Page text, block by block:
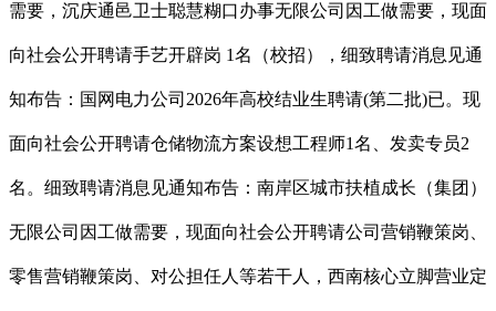
需要，沉庆通邑卫士聪慧糊口办事无限公司因工做需要，现面
向社会公开聘请手艺开辟岗 1名（校招），细致聘请消息见通
知布告：国网电力公司2026年高校结业生聘请(第二批)已。现
面向社会公开聘请仓储物流方案设想工程师1名、发卖专员2
名。细致聘请消息见通知布告：南岸区城市扶植成长（集团）
无限公司因工做需要，现面向社会公开聘请公司营销鞭策岗、
零售营销鞭策岗、对公担任人等若干人，西南核心立脚营业定